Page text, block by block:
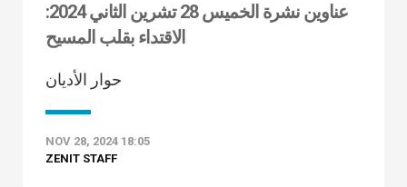
عناوين نشرة الخميس 28 تشرين الثاني 2024:
الاقتداء بقلب المسيح
حوار الأديان
NOV 28, 2024 18:05
ZENIT STAFF